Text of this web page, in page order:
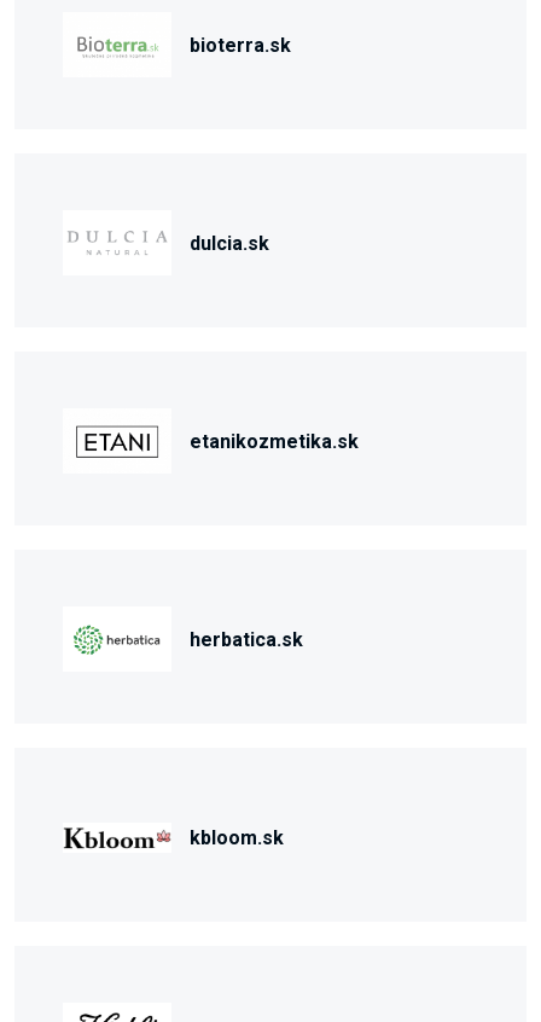
bioterra.sk
dulcia.sk
etanikozmetika.sk
herbatica.sk
kbloom.sk